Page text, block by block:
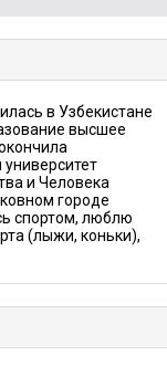
в Узбекистане
высшее
и Человека
городе
спортом, люблю
(лыжи, коньки),